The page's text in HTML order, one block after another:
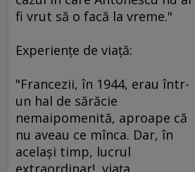
fi vrut să o facă la vreme."
Experienţe de viaţă:
"Francezii, în 1944, erau într-
un hal de sărăcie
nemaipomenită, aproape că
nu aveau ce mînca. Dar, în
acelaşi timp, lucrul